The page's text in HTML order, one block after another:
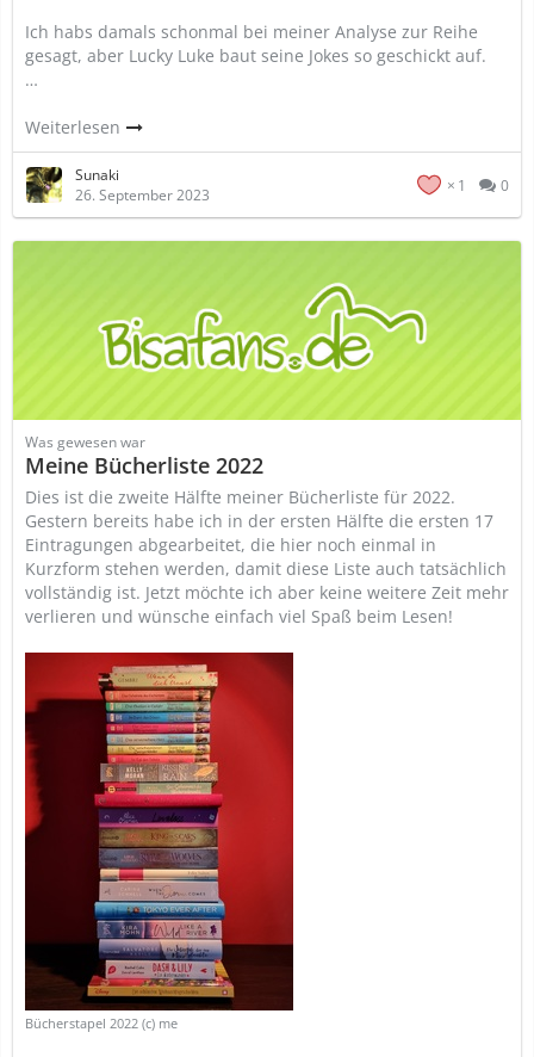
Ich habs damals schonmal bei meiner Analyse zur Reihe
gesagt, aber Lucky Luke baut seine Jokes so geschickt auf.
…
Weiterlesen
Sunaki
26. September 2023
1 0
Was gewesen war
Meine Bücherliste 2022
Dies ist die zweite Hälfte meiner Bücherliste für 2022.
Gestern bereits habe ich in der ersten Hälfte die ersten 17
Eintragungen abgearbeitet, die hier noch einmal in
Kurzform stehen werden, damit diese Liste auch tatsächlich
vollständig ist. Jetzt möchte ich aber keine weitere Zeit mehr
verlieren und wünsche einfach viel Spaß beim Lesen!
Bücherstapel 2022 (c) me